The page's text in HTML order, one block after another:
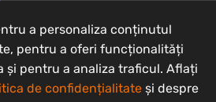
a personaliza conținutul
pentru a oferi funcționalități
și pentru a analiza traficul. Aflați
de confidențialitate și despre